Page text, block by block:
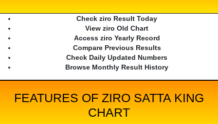
Check ziro Result Today
View ziro Old Chart
Access ziro Yearly Record
Compare Previous Results
Check Daily Updated Numbers
Browse Monthly Result History
FEATURES OF ZIRO SATTA KING
CHART